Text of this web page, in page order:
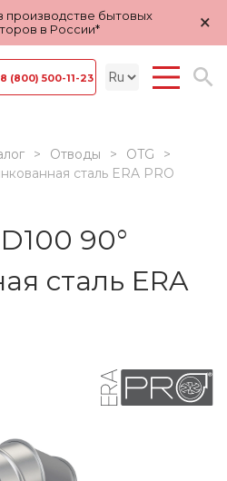
производстве бытовых
в России*
×
8 (800) 500-11-23
Отводы
OTG
сталь ERA PRO
90°
сталь ERA